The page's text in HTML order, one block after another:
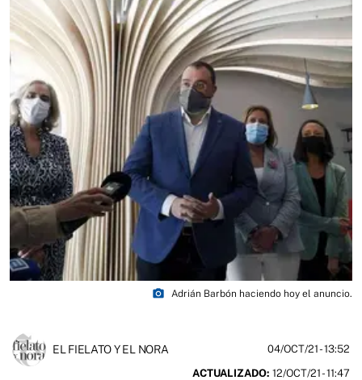
photo_camera Adrián Barbón haciendo hoy el anuncio.
EL FIELATO Y EL NORA 04/OCT/21- 13:52
ACTUALIZADO: 12/OCT/21 - 11:47